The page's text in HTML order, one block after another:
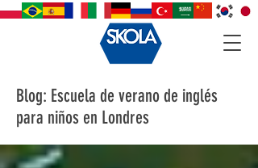
Blog: Escuela de verano de inglés
para niños en Londres